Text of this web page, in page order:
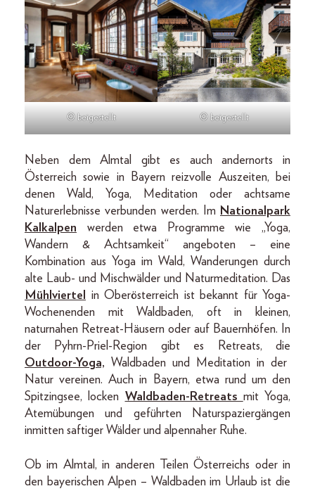
© beigestellt © beigestellt
Neben dem Almtal gibt es auch andernorts in
Österreich sowie in Bayern reizvolle Auszeiten, bei
denen Wald, Yoga, Meditation oder achtsame
Naturerlebnisse verbunden werden. Im Nationalpark
Kalkalpen werden etwa Programme wie „Yoga,
Wandern & Achtsamkeit“ angeboten – eine
Kombination aus Yoga im Wald, Wanderungen durch
alte Laub- und Mischwälder und Naturmeditation. Das
Mühlviertel
in Oberösterreich ist bekannt für Yoga-
Wochenenden mit Waldbaden, oft in kleinen,
naturnahen Retreat-Häusern oder auf Bauernhöfen. In
der Pyhrn-Priel-Region gibt es Retreats, die
Outdoor-Yoga, Waldbaden und Meditation in der
Natur vereinen. Auch in Bayern, etwa rund um den
Spitzingsee, locken Waldbaden-Retreats mit Yoga,
Atemübungen und geführten Naturspaziergängen
inmitten saftiger Wälder und alpennaher Ruhe.
Ob im Almtal, in anderen Teilen Österreichs oder in
den bayerischen Alpen – Waldbaden im Urlaub ist die